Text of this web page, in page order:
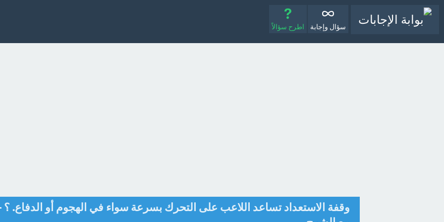
سؤال وإجابة اطرح سؤالاً
وقفة الاستعداد تساعد اللاعب على التحرك بسرعة سواء في الهجوم أو الدفاع. ؟